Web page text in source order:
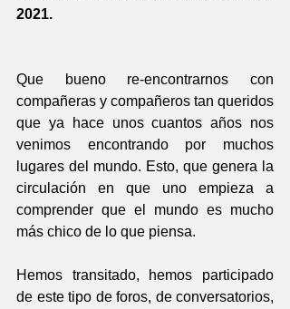
2021.
Que bueno re-encontrarnos con
compañeras y compañeros tan queridos
que ya hace unos cuantos años nos
venimos encontrando por muchos
lugares del mundo. Esto, que genera la
circulación en que uno empieza a
comprender que el mundo es mucho
más chico de lo que piensa.
Hemos transitado, hemos participado
de este tipo de foros, de conversatorios,